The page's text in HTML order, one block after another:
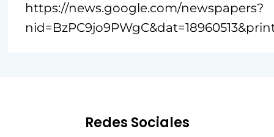
https://news.google.com/newspapers?
Redes Sociales